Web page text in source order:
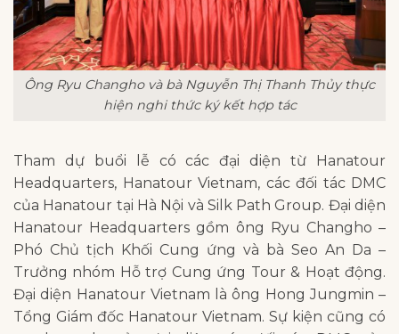
Ông Ryu Changho và bà Nguyễn Thị Thanh Thủy thực
hiện nghi thức ký kết hợp tác
Tham dự buổi lễ có các đại diện từ Hanatour
Headquarters, Hanatour Vietnam, các đối tác DMC
của Hanatour tại Hà Nội và Silk Path Group. Đại diện
Hanatour Headquarters gồm ông Ryu Changho –
Phó Chủ tịch Khối Cung ứng và bà Seo An Da –
Trưởng nhóm Hỗ trợ Cung ứng Tour & Hoạt động.
Đại diện Hanatour Vietnam là ông Hong Jungmin –
Tổng Giám đốc Hanatour Vietnam. Sự kiện cũng có